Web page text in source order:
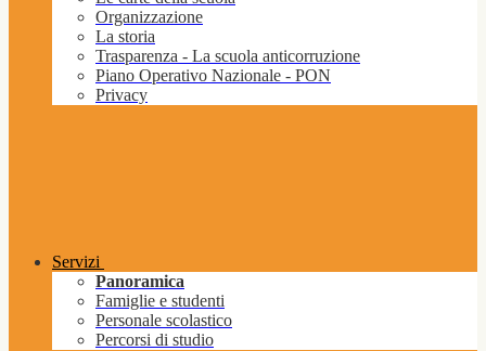
Organizzazione
La storia
Trasparenza - La scuola anticorruzione
Piano Operativo Nazionale - PON
Privacy
Servizi
Panoramica
Famiglie e studenti
Personale scolastico
Percorsi di studio